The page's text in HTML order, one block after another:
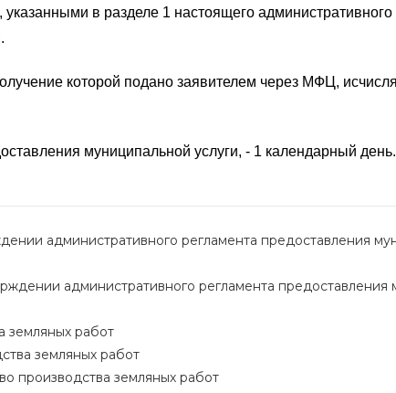
в разделе 1 настоящего
которой подано заявителем через МФЦ,
муниципальной услуги, - 1 календарный день.
административного регламента предоставления
административного регламента предоставления
работ
земляных работ
производства земляных работ